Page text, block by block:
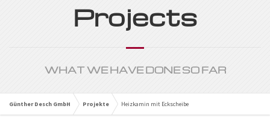
Projects
WHAT WE HAVE DONE SO FAR
Günther Desch GmbH Projekte Heizkamin mit Eckscheibe